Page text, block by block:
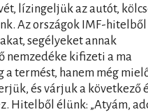
lízingeljük az autót,
Az országok IMF-hitelből
segélyeket annak
nemzedéke kifizeti a ma
a termést, hanem még
és várjuk a következő
Hitelből élünk: „Atyám,